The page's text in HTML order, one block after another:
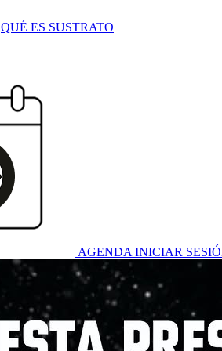
QUÉ ES SUSTRATO
AGENDA INICIAR